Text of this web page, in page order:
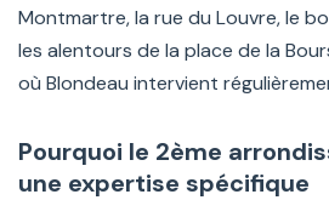
Montmartre, la rue du Louvre, le
les alentours de la place de la
où Blondeau intervient
Pourquoi le 2ème
une expertise spécifique